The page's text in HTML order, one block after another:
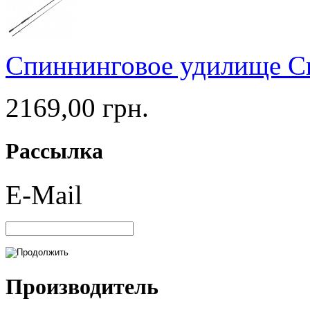
Спиннинговое удилище
2169,00 грн.
Рассылка
E-Mail
Производитель